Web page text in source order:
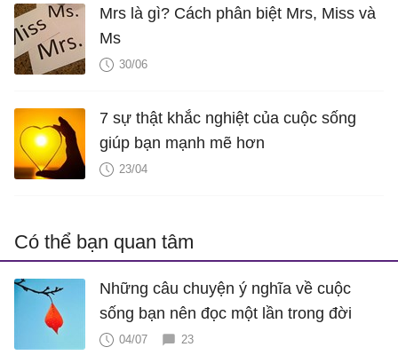
Mrs là gì? Cách phân biệt Mrs, Miss và
Ms
30/06
7 sự thật khắc nghiệt của cuộc sống
giúp bạn mạnh mẽ hơn
23/04
Có thể bạn quan tâm
Những câu chuyện ý nghĩa về cuộc
sống bạn nên đọc một lần trong đời
04/07 23